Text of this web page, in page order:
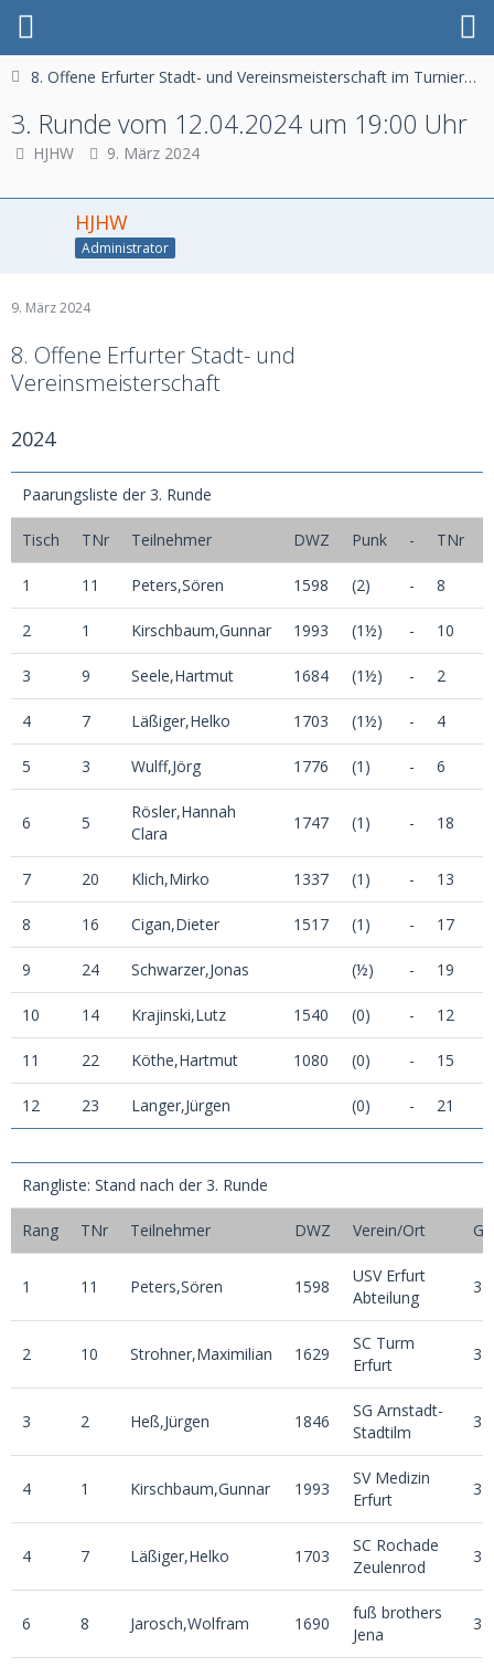
8. Offene Erfurter Stadt- und Vereinsmeisterschaft im Turnierschach-2024
3. Runde vom 12.04.2024 um 19:00 Uhr
HJHW 9. März 2024
HJHW
Administrator
9. März 2024
8. Offene Erfurter Stadt- und
Vereinsmeisterschaft
2024
Paarungsliste der 3. Runde
Tisch TNr Teilnehmer DWZ Punk - TNr
1 11 Peters,Sören 1598 (2) - 8
2 1 Kirschbaum,Gunnar 1993 (1½) - 10
3 9 Seele,Hartmut 1684 (1½) - 2
4 7 Läßiger,Helko 1703 (1½) - 4
5 3 Wulff,Jörg 1776 (1) - 6
6 5
Rösler,Hannah
Clara
1747 (1) - 18
7 20 Klich,Mirko 1337 (1) - 13
8 16 Cigan,Dieter 1517 (1) - 17
9 24 Schwarzer,Jonas (½) - 19
10 14 Krajinski,Lutz 1540 (0) - 12
11 22 Köthe,Hartmut 1080 (0) - 15
12 23 Langer,Jürgen (0) - 21
Rangliste: Stand nach der 3. Runde
Rang TNr Teilnehmer DWZ Verein/Ort G
1 11 Peters,Sören 1598
USV Erfurt
Abteilung
3
2 10 Strohner,Maximilian 1629
SC Turm
Erfurt
3
3 2 Heß,Jürgen 1846
SG Arnstadt-
Stadtilm
3
4 1 Kirschbaum,Gunnar 1993
SV Medizin
Erfurt
3
4 7 Läßiger,Helko 1703
SC Rochade
Zeulenrod
3
6 8 Jarosch,Wolfram 1690
fuß brothers
Jena
3